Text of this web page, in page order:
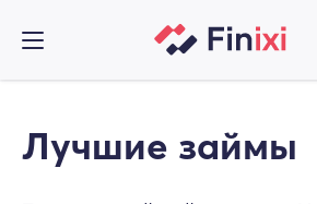
Лучшие займы